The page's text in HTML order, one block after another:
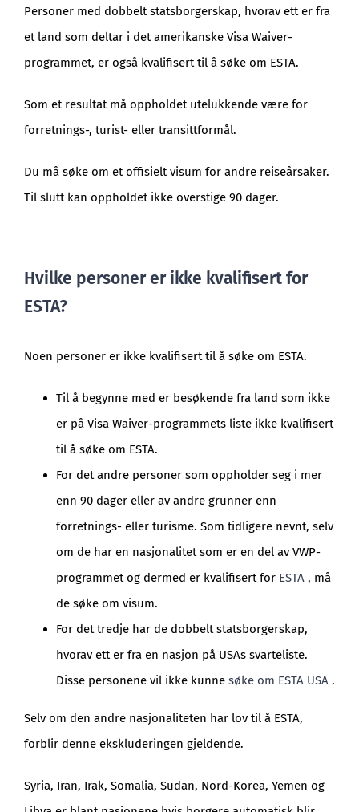
Personer med dobbelt statsborgerskap, hvorav ett er fra
et land som deltar i det amerikanske Visa Waiver-
programmet, er også kvalifisert til å søke om ESTA.
Som et resultat må oppholdet utelukkende være for
forretnings-, turist- eller transittformål.
Du må søke om et offisielt visum for andre reiseårsaker.
Til slutt kan oppholdet ikke overstige 90 dager.
Hvilke personer er ikke kvalifisert for
ESTA?
Noen personer er ikke kvalifisert til å søke om ESTA.
Til å begynne med er besøkende fra land som ikke
er på Visa Waiver-programmets liste ikke kvalifisert
til å søke om ESTA.
For det andre personer som oppholder seg i mer
enn 90 dager eller av andre grunner enn
forretnings- eller turisme. Som tidligere nevnt, selv
om de har en nasjonalitet som er en del av VWP-
programmet og dermed er kvalifisert for ESTA, må
de søke om visum.
For det tredje har de dobbelt statsborgerskap,
hvorav ett er fra en nasjon på USAs svarteliste.
Disse personene vil ikke kunne søke om ESTA USA.
Selv om den andre nasjonaliteten har lov til å ESTA,
forblir denne ekskluderingen gjeldende.
Syria, Iran, Irak, Somalia, Sudan, Nord-Korea, Yemen og